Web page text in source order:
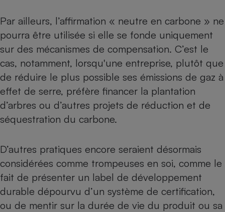
Par ailleurs, l’affirmation « neutre en carbone » ne
pourra être utilisée si elle se fonde uniquement
sur des mécanismes de compensation. C’est le
cas, notamment, lorsqu'une entreprise, plutôt que
de réduire le plus possible ses émissions de gaz à
effet de serre, préfère financer la plantation
d’arbres ou d’autres projets de réduction et de
séquestration du carbone.
D’autres pratiques encore seraient désormais
considérées comme trompeuses en soi, comme le
fait de présenter un label de développement
durable dépourvu d’un système de certification,
ou de mentir sur la durée de vie du produit ou sa